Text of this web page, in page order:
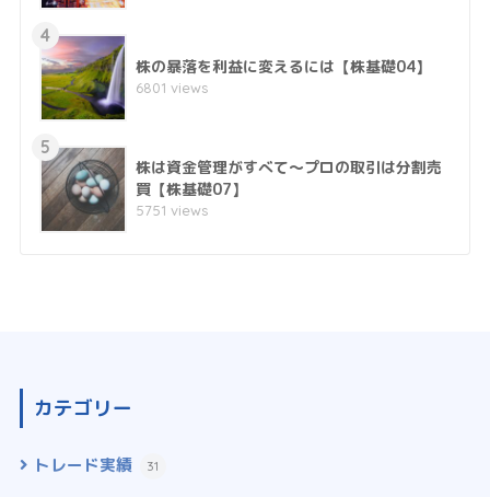
4
株の暴落を利益に変えるには【株基礎04】
6801 views
5
株は資金管理がすべて～プロの取引は分割売
買【株基礎07】
5751 views
カテゴリー
トレード実績 31